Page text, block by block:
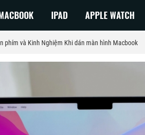
Macbook Air 2026
IPAD APPLE WATCH
phím và Kinh Nghiệm Khi dán màn hình Macbook